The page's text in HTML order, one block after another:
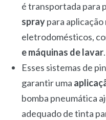
é transportada para
spraypara
eletrodomésticos,
e máquinas de lavar.
Esses sistemas de
garantir uma
bomba pneumática
adequado de tinta